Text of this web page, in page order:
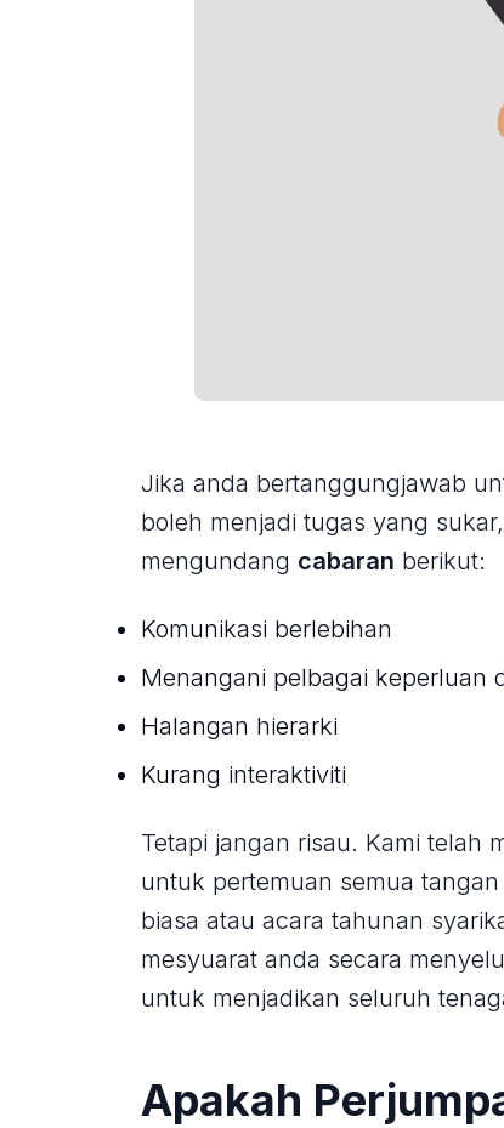
Jika anda bertanggungjawab
boleh menjadi tugas yang
mengundang cabaran berikut:
Komunikasi berlebihan
Menangani pelbagai keperluan
Halangan hierarki
Kurang interaktiviti
Tetapi jangan risau. Kami telah
untuk pertemuan semua
biasa atau acara tahunan
mesyuarat anda secara
untuk menjadikan seluruh
Apakah